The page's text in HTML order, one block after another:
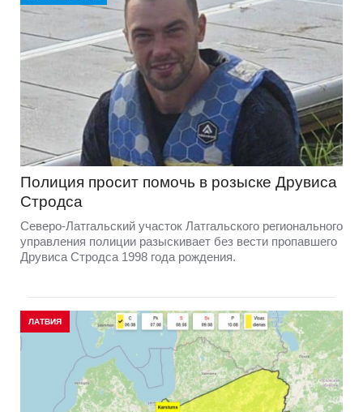
Полиция просит помочь в розыске Друвиса
Стродса
Северо-Латгальский участок Латгальского регионального
управления полиции разыскивает без вести пропавшего
Друвиса Стродса 1998 года рождения.
ЛАТВИЯ